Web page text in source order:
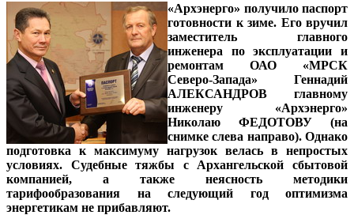
«Архэнерго» получило паспорт
готовности к зиме. Его вручил
заместитель главного
инженера по эксплуатации и
ремонтам ОАО «МРСК
Северо-Запада» Геннадий
АЛЕКСАНДРОВ
главному
инженеру «Архэнерго»
Николаю ФЕДОТОВУ (на
снимке слева направо). Однако
подготовка к максимуму нагрузок велась в непростых
условиях. Судебные тяжбы с Архангельской сбытовой
компанией, а также неясность методики
тарифообразования на следующий год оптимизма
энергетикам не прибавляют.